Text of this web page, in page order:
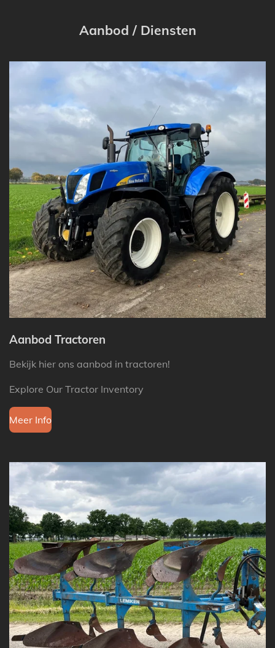
Aanbod / Diensten
Aanbod Tractoren
Bekijk hier ons aanbod in tractoren!
Explore Our Tractor Inventory
Meer Info